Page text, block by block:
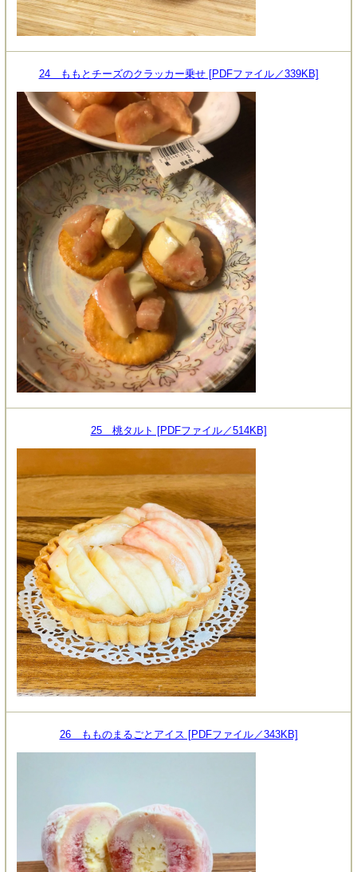
24 ももとチーズのクラッカー乗せ [PDFファイル／339KB]
25 桃タルト [PDFファイル／514KB]
26 もものまるごとアイス [PDFファイル／343KB]